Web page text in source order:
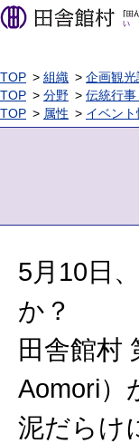
TOP 組織
企画観光
TOP
分野 伝統行事
TOP
属性 イベント
5月10日
か？
田舎館村
Aomori）
泥だらけ